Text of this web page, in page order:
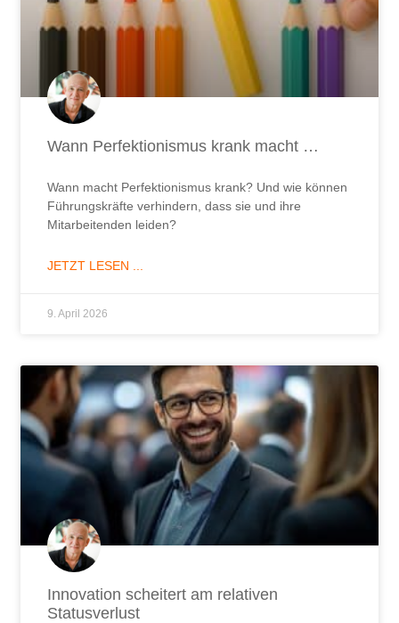
Wann Perfektionismus krank macht …
Wann macht Perfektionismus krank? Und wie können
Führungskräfte verhindern, dass sie und ihre
Mitarbeitenden leiden?
JETZT LESEN ...
9. April 2026
Innovation scheitert am relativen
Statusverlust